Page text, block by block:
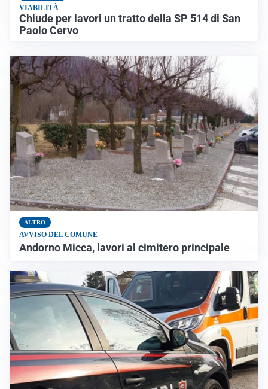
VIABILITÀ
Chiude per lavori un tratto della SP 514 di San
Paolo Cervo
ALTRO
AVVISO DEL COMUNE
Andorno Micca, lavori al cimitero principale